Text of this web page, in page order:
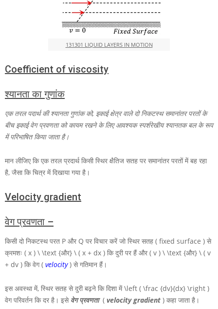
131301 LIQUID LAYERS IN MOTION
Coefficient of viscosity
श्यानता का गुणांक
एक तरल पदार्थ की श्यानता गुणांक को, इकाई क्षेत्र वाले दो निकटस्थ समानांतर परतों के
बीच इकाई वेग प्रवणता को कायम रखने के लिए आवश्यक स्पर्शरेखीय श्यानतक बल के रूप
में परिभाषित किया जाता है।
मान लीजिए कि एक तरल प्रदार्थ किसी स्थिर क्षैतिज सतह पर समानांतर परतों में बह रहा
है, जैसा कि चित्र में दिखाया गया है।
Velocity gradient
वेग प्रवणता –
किसी दो निकटस्थ परत P और Q पर विचार करें जो स्थिर सतह ( fixed surface ) से
क्रमशः ( x ) \ \text {और} \ ( x + dx ) कि दुरी पर हैं और ( v ) \ \text {और} \ ( v
+ dv ) कि वेग ( velocity) से गतिमान हैं।
इस अवस्था में, स्थिर सतह से दुरी बढ़ने कि दिशा में\left ( \frac {dv}{dx} \right )
वेग परिवर्तन कि दर है। इसे वेग प्रवणता( velocity gradient ) कहा जाता है।